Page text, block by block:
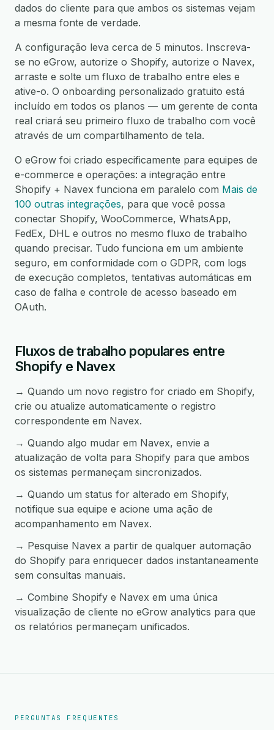
dados do cliente para que ambos os sistemas vejam
a mesma fonte de verdade.
A configuração leva cerca de 5 minutos. Inscreva-
se no eGrow, autorize o Shopify, autorize o Navex,
arraste e solte um fluxo de trabalho entre eles e
ative-o. O onboarding personalizado gratuito está
incluído em todos os planos — um gerente de conta
real criará seu primeiro fluxo de trabalho com você
através de um compartilhamento de tela.
O eGrow foi criado especificamente para equipes de
e-commerce e operações: a integração entre
Shopify + Navex funciona em paralelo com Mais de
100 outras integrações, para que você possa
conectar Shopify, WooCommerce, WhatsApp,
FedEx, DHL e outros no mesmo fluxo de trabalho
quando precisar. Tudo funciona em um ambiente
seguro, em conformidade com o GDPR, com logs
de execução completos, tentativas automáticas em
caso de falha e controle de acesso baseado em
OAuth.
Fluxos de trabalho populares entre
Shopify e Navex
→ Quando um novo registro for criado em Shopify,
crie ou atualize automaticamente o registro
correspondente em Navex.
→ Quando algo mudar em Navex, envie a
atualização de volta para Shopify para que ambos
os sistemas permaneçam sincronizados.
→ Quando um status for alterado em Shopify,
notifique sua equipe e acione uma ação de
acompanhamento em Navex.
→ Pesquise Navex a partir de qualquer automação
do Shopify para enriquecer dados instantaneamente
sem consultas manuais.
→ Combine Shopify e Navex em uma única
visualização de cliente no eGrow analytics para que
os relatórios permaneçam unificados.
PERGUNTAS FREQUENTES